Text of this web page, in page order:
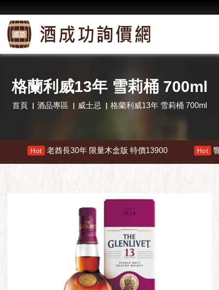
格蘭利威13年 雪莉桶 700ml
首頁 酒品專區 威士忌 格蘭利威13年 雪莉桶 700ml
老酋長30年 限量木盒版 特價13900 Hot 響 30年